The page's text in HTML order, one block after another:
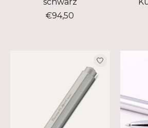
schwarz
€94,50